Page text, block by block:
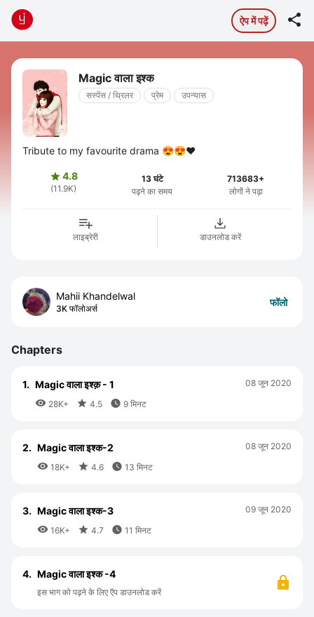
ऐप में पढ़ें 
Magic वाला इश्क
सस्पेंस / थ्रिलर प्रेम उपन्यास
Tribute to my favourite drama 😍😍❤
4.8
(11.9K)
13 घंटे
पढ़ने का समय
713683+
लोगों ने पढ़ा
लाइब्रेरी डाउनलोड करें
Mahii Khandelwal
3K फॉलोअर्स
फॉलो
Chapters
1. Magic वाला इश्क़ - 1
 28K+  4.5  9 मिनट
08 जून 2020
2. Magic वाला इश्क-2
 18K+  4.6  13 मिनट
08 जून 2020
3. Magic वाला इश्क-3
 16K+  4.7  11 मिनट
09 जून 2020
4. Magic वाला इश्क -4
इस भाग को पढ़ने के लिए ऍप डाउनलोड करें